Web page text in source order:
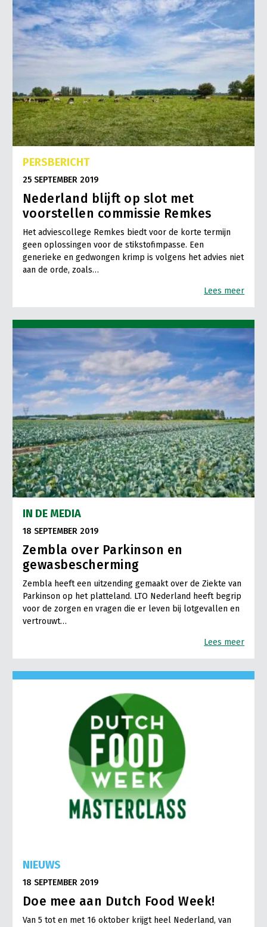
PERSBERICHT
25 SEPTEMBER 2019
Nederland blijft op slot met
voorstellen commissie Remkes
Het adviescollege Remkes biedt voor de korte termijn
geen oplossingen voor de stikstofimpasse. Een
generieke en gedwongen krimp is volgens het advies niet
aan de orde, zoals…
Lees meer
IN DE MEDIA
18 SEPTEMBER 2019
Zembla over Parkinson en
gewasbescherming
Zembla heeft een uitzending gemaakt over de Ziekte van
Parkinson op het platteland. LTO Nederland heeft begrip
voor de zorgen en vragen die er leven bij lotgevallen en
vertrouwt…
Lees meer
NIEUWS
18 SEPTEMBER 2019
Doe mee aan Dutch Food Week!
Van 5 tot en met 16 oktober krijgt heel Nederland, van